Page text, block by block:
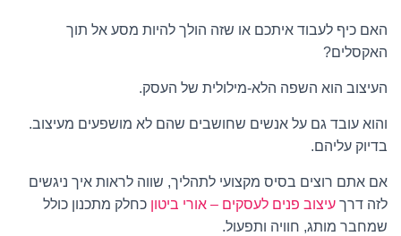
האם כיף לעבוד איתכם או שזה הולך להיות מסע אל תוך
האקסלים?
העיצוב הוא השפה הלא-מילולית של העסק.
והוא עובד גם על אנשים שחושבים שהם לא מושפעים מעיצוב.
בדיוק עליהם.
אם אתם רוצים בסיס מקצועי לתהליך, שווה לראות איך ניגשים
לזה דרך עיצוב פנים לעסקים – אורי ביטון כחלק מתכנון כולל
שמחבר מותג, חוויה ותפעול.